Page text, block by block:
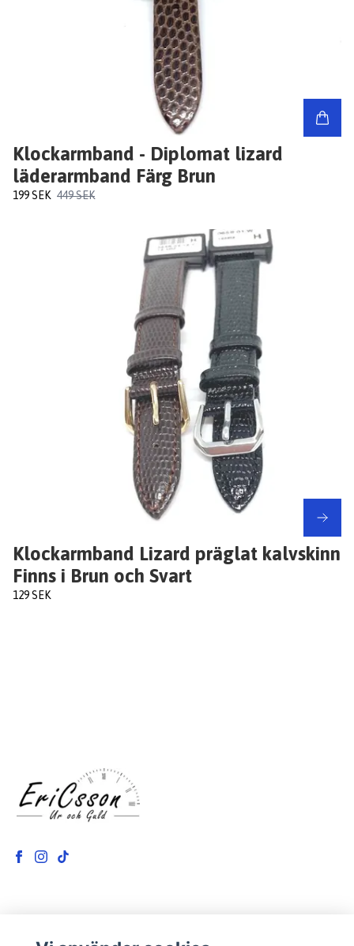
Klockarmband - Diplomat lizard
läderarmband Färg Brun
199 SEK 449 SEK
Klockarmband Lizard präglat kalvskinn
Finns i Brun och Svart
129 SEK